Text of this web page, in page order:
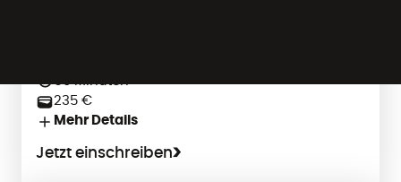
60 Minuten
235 €
Mehr Details
Jetzt einschreiben